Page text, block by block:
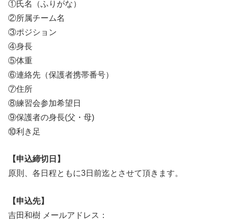
①氏名（ふりがな）
②所属チーム名
③ポジション
④身長
⑤体重
⑥連絡先（保護者携帯番号）
⑦住所
⑧練習会参加希望日
⑨保護者の身長(父・母)
⑩利き足
【申込締切日】
原則、各日程ともに3日前迄とさせて頂きます。
【申込先】
吉田和樹 メールアドレス：